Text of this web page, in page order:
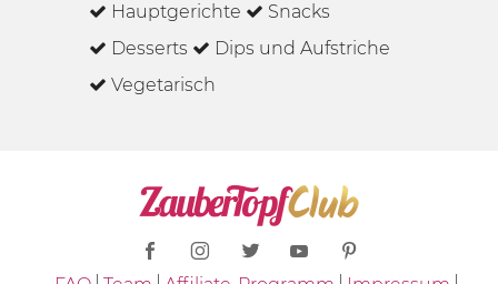
Hauptgerichte
Snacks
Desserts
Dips und Aufstriche
Vegetarisch